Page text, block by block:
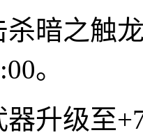
暗之触
。
升级至